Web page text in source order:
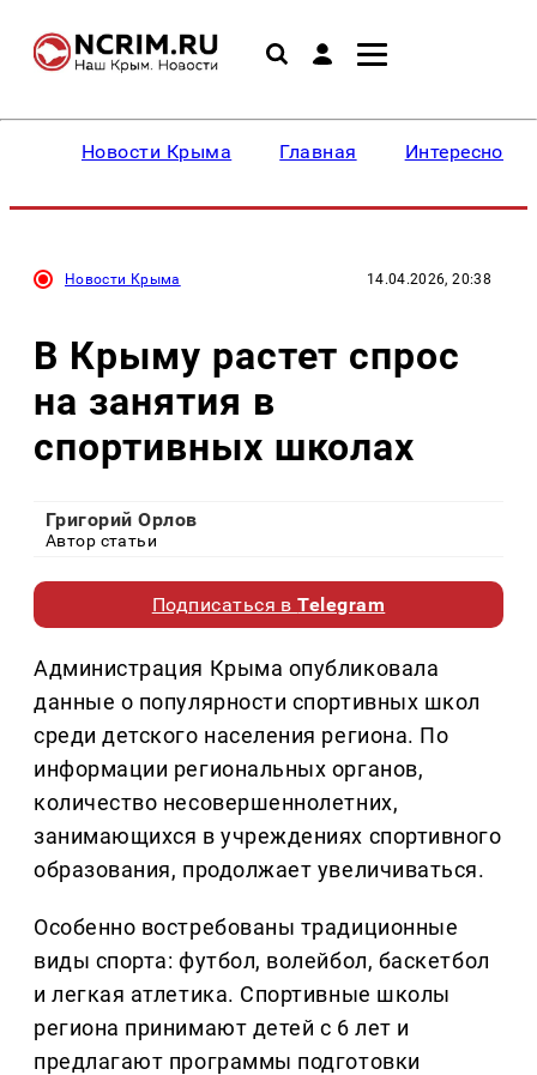
Новости Крыма Главная Интересное
Новости Крыма 14.04.2026, 20:38
В Крыму растет спрос
на занятия в
спортивных школах
Григорий Орлов
Автор статьи
Подписаться вTelegram
Администрация Крыма опубликовала
данные о популярности спортивных школ
среди детского населения региона. По
информации региональных органов,
количество несовершеннолетних,
занимающихся в учреждениях спортивного
образования, продолжает увеличиваться.
Особенно востребованы традиционные
виды спорта: футбол, волейбол, баскетбол
и легкая атлетика. Спортивные школы
региона принимают детей с 6 лет и
предлагают программы подготовки